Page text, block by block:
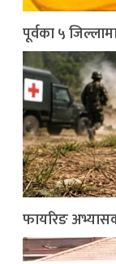
पूर्वका ५
फायरिङ